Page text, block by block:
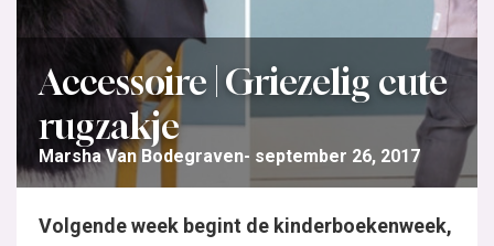
Accessoire | Griezelig cute
rugzakje
Marsha Van Bodegraven september 26, 2017
Volgende week begint de kinderboekenweek,